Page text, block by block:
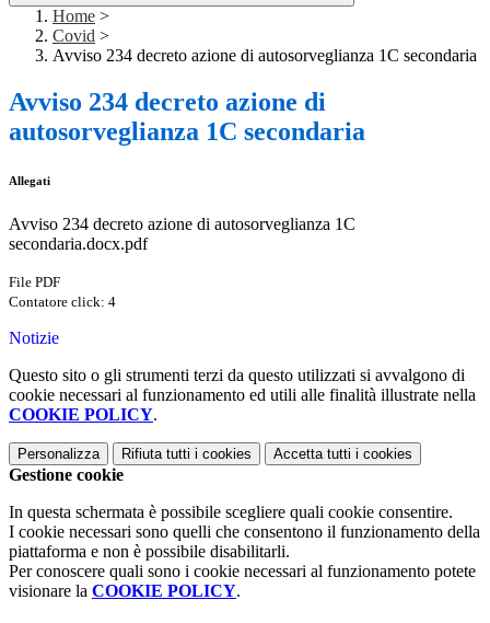
Home >
Covid >
Avviso 234 decreto azione di autosorveglianza 1C secondaria
Avviso 234 decreto azione di
autosorveglianza 1C secondaria
Allegati
Avviso 234 decreto azione di autosorveglianza 1C
secondaria.docx.pdf
File PDF
Contatore click: 4
Notizie
Questo sito o gli strumenti terzi da questo utilizzati si avvalgono di
cookie necessari al funzionamento ed utili alle finalità illustrate nella
COOKIE POLICY.
Personalizza Rifiuta tutti i cookies Accetta tutti i cookies
Gestione cookie
In questa schermata è possibile scegliere quali cookie consentire.
I cookie necessari sono quelli che consentono il funzionamento della
piattaforma e non è possibile disabilitarli.
Per conoscere quali sono i cookie necessari al funzionamento potete
visionare la COOKIE POLICY.